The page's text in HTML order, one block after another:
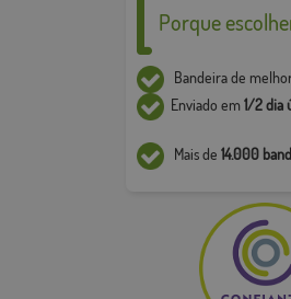
Porque
Bandeira de
Enviado em1/2 dia
Mais de 14.000